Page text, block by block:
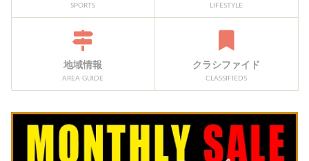
SPORTS LIFESTYLE
地域情報
AREA GUIDE
クラシファイド
CLASSIFIEDS